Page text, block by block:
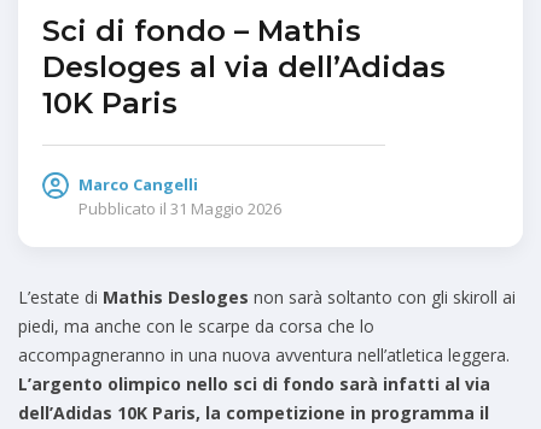
Sci di fondo – Mathis
Desloges al via dell’Adidas
10K Paris
Marco Cangelli
Pubblicato il 31 Maggio 2026
L’estate di Mathis Desloges non sarà soltanto con gli skiroll ai
piedi, ma anche con le scarpe da corsa che lo
accompagneranno in una nuova avventura nell’atletica leggera.
L’argento olimpico nello sci di fondo sarà infatti al via
dell’Adidas 10K Paris, la competizione in programma il